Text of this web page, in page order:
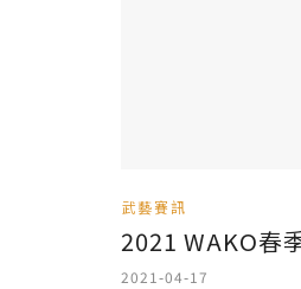
武藝賽訊
2021 WAKO春
2021-04-17